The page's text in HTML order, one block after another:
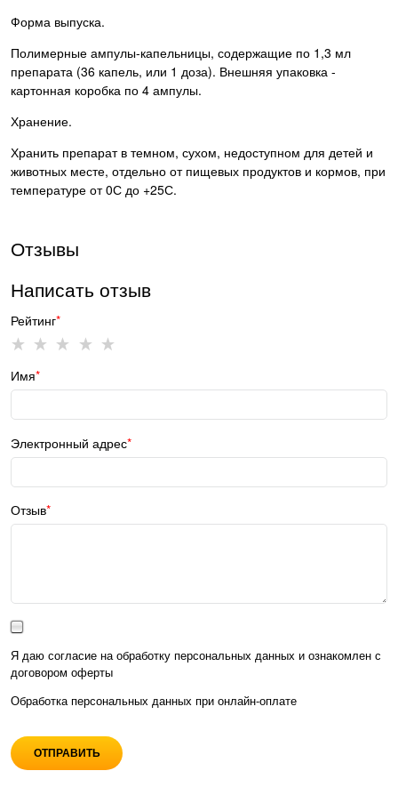
Форма выпуска.
Полимерные ампулы-капельницы, содержащие по 1,3 мл
препарата (36 капель, или 1 доза). Внешняя упаковка -
картонная коробка по 4 ампулы.
Хранение.
Хранить препарат в темном, сухом, недоступном для детей и
животных месте, отдельно от пищевых продуктов и кормов, при
температуре от 0С до +25С.
Отзывы
Написать отзыв
Рейтинг
Имя
Электронный адрес
Отзыв
Я даю согласие на обработку персональных данных и ознакомлен с
договором оферты
Обработка персональных данных при онлайн-оплате